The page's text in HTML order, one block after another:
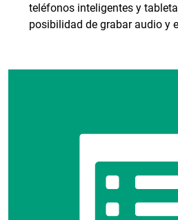
teléfonos inteligentes y
posibilidad de grabar audio y